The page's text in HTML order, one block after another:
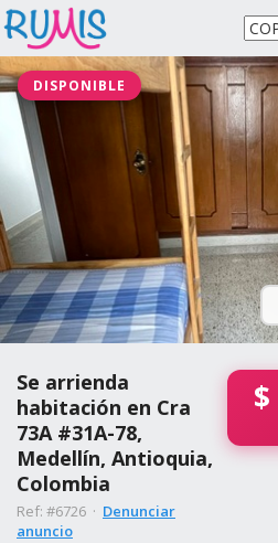
DISPONIBLE
Se arrienda
habitación en Cra
73A #31A-78,
Medellín, Antioquia,
Colombia
Ref: #6726 · Denunciar
anuncio
$